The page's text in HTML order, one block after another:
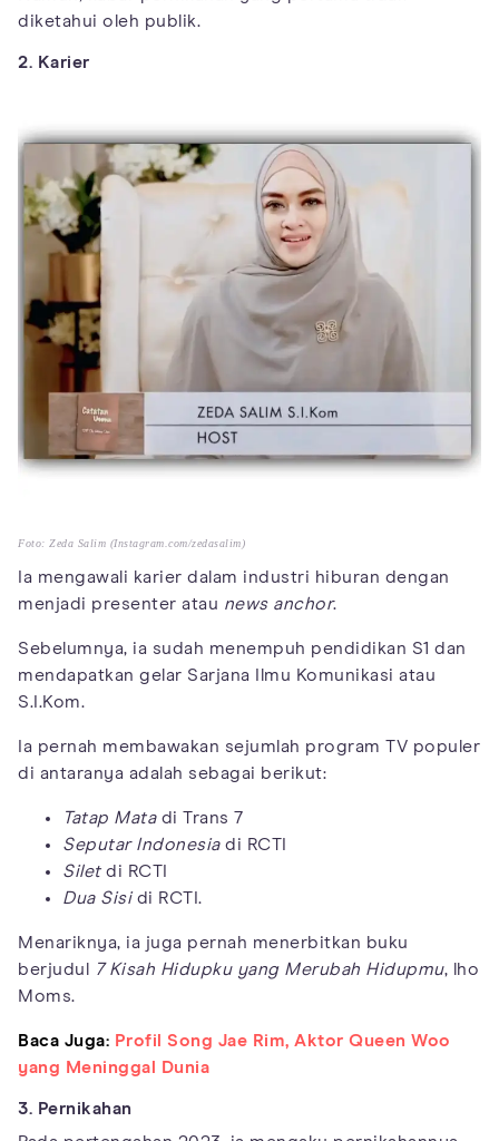
diketahui oleh publik.
2. Karier
Foto: Zeda Salim (Instagram.com/zedasalim)
Ia mengawali karier dalam industri hiburan dengan
menjadi presenter atau news anchor.
Sebelumnya, ia sudah menempuh pendidikan S1 dan
mendapatkan gelar Sarjana Ilmu Komunikasi atau
S.I.Kom.
Ia pernah membawakan sejumlah program TV populer
di antaranya adalah sebagai berikut:
Tatap Matadi Trans 7
Seputar Indonesiadi RCTI
Siletdi RCTI
Dua Sisidi RCTI.
Menariknya, ia juga pernah menerbitkan buku
berjudul
7 Kisah Hidupku yang Merubah Hidupmu, lho
Moms.
Baca Juga: Profil Song Jae Rim, Aktor Queen Woo
yang Meninggal Dunia
3. Pernikahan